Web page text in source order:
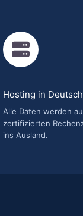
Hosting in
Alle Daten werden
zertifizierten
ins Ausland.